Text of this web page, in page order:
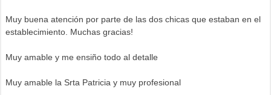
Muy buena atención por parte de las dos chicas que estaban en el
establecimiento. Muchas gracias!
Muy amable y me ensiño todo al detalle
Muy amable la Srta Patricia y muy profesional